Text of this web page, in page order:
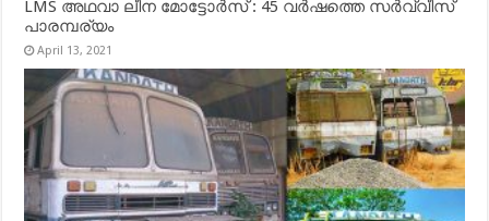
LMS അഥവാ ലീന മോട്ടോർസ് : 45 വർഷത്തെ സർവ്വീസ്
പാരമ്പര്യം
April 13, 2021